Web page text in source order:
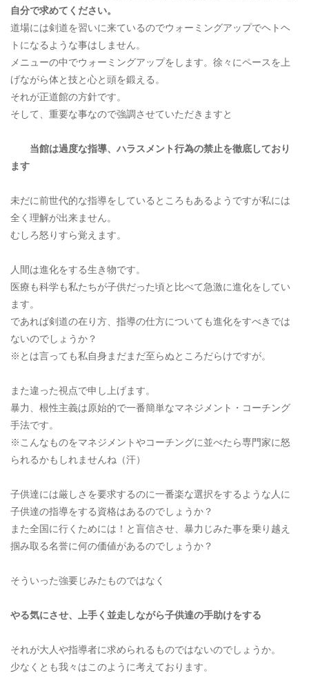
自分で求めてください。
道場には剣道を習いに来ているのでウォーミングアップでヘトヘ
トになるような事はしません。
メニューの中でウォーミングアップをします。徐々にペースを上
げながら体と技と心と頭を鍛える。
それが正道館の方針です。
そして、重要な事なので強調させていただきますと
当館は過度な指導、ハラスメント行為の禁止を徹底しており
ます
未だに前世代的な指導をしているところもあるようですが私には
全く理解が出来ません。
むしろ怒りすら覚えます。
人間は進化をする生き物です。
医療も科学も私たちが子供だった頃と比べて急激に進化をしてい
ます。
であれば剣道の在り方、指導の仕方についても進化をすべきでは
ないのでしょうか？
※とは言っても私自身まだまだ至らぬところだらけですが。
また違った視点で申し上げます。
暴力、根性主義は原始的で一番簡単なマネジメント・コーチング
手法です。
※こんなものをマネジメントやコーチングに並べたら専門家に怒
られるかもしれませんね（汗）
子供達には厳しさを要求するのに一番楽な選択をするような人に
子供達の指導をする資格はあるのでしょうか？
また全国に行くためには！と盲信させ、暴力じみた事を乗り越え
掴み取る名誉に何の価値があるのでしょうか？
そういった強要じみたものではなく
やる気にさせ、 上手く並走しながら子供達の手助けをする
それが大人や指導者に求められるものではないのでしょうか。
少なくとも我々はこのように考えております。